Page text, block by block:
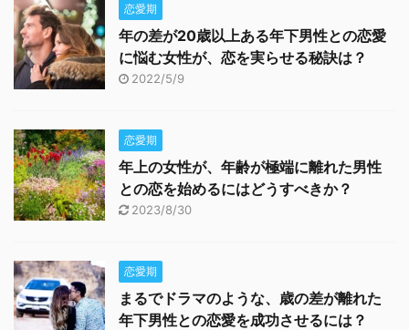
恋愛期
年の差が20歳以上ある年下男性との恋愛
に悩む女性が、恋を実らせる秘訣は？
2022/5/9
恋愛期
年上の女性が、年齢が極端に離れた男性
との恋を始めるにはどうすべきか？
2023/8/30
恋愛期
まるでドラマのような、歳の差が離れた
年下男性との恋愛を成功させるには？